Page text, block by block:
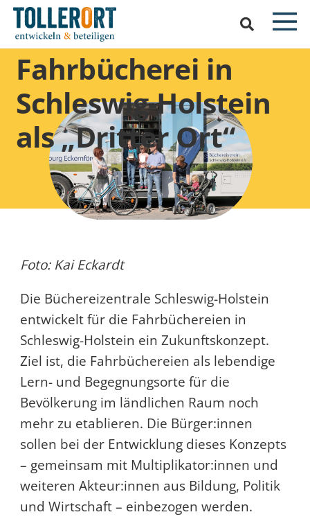
Fahrbücherei in
Schleswig-Holstein
als „Dritter Ort“
Foto: Kai Eckardt
Die Büchereizentrale Schleswig-Holstein
entwickelt für die Fahrbüchereien in
Schleswig-Holstein ein Zukunftskonzept.
Ziel ist, die Fahrbüchereien als lebendige
Lern- und Begegnungsorte für die
Bevölkerung im ländlichen Raum noch
mehr zu etablieren. Die Bürger:innen
sollen bei der Entwicklung dieses Konzepts
– gemeinsam mit Multiplikator:innen und
weiteren Akteur:innen aus Bildung, Politik
und Wirtschaft – einbezogen werden.